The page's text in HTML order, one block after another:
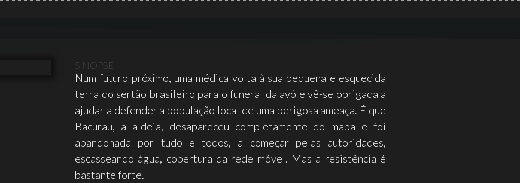
SINOPSE
Num futuro próximo, uma médica volta à sua pequena e esquecida
terra do sertão brasileiro para o funeral da avó e vê-se obrigada a
ajudar a defender a população local de uma perigosa ameaça. É que
Bacurau, a aldeia, desapareceu completamente do mapa e foi
abandonada por tudo e todos, a começar pelas autoridades,
escasseando água, cobertura da rede móvel. Mas a resistência é
bastante forte.